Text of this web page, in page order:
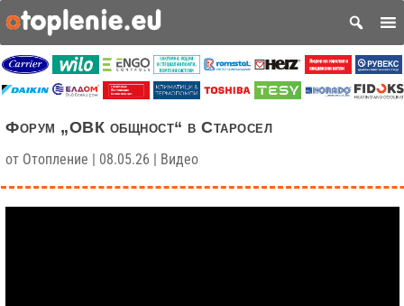
Форум „ОВК общност“ в Старосел
от Отопление | 08.05.26 | Видео